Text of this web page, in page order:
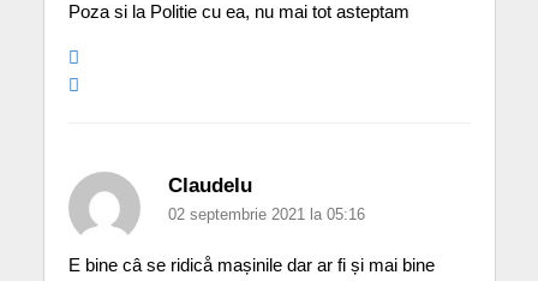
Poza si la Politie cu ea, nu mai tot asteptam
Claudelu
02 septembrie 2021 la 05:16
E bine câ se ridicå mașinile dar ar fi și mai bine